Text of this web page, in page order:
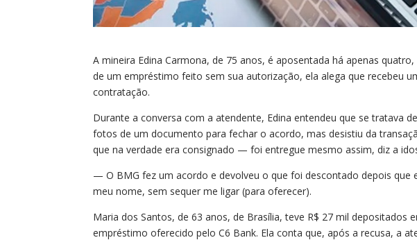
A mineira Edina Carmona, de 75 anos, é aposentada há apenas
de um empréstimo feito sem sua autorização, ela alega que recebeu
contratação.
Durante a conversa com a atendente, Edina entendeu que se tratava
fotos de um documento para fechar o acordo, mas desistiu da
que na verdade era consignado — foi entregue mesmo assim, diz a
— O BMG fez um acordo e devolveu o que foi descontado depois que
meu nome, sem sequer me ligar (para oferecer).
Maria dos Santos, de 63 anos, de Brasília, teve R$ 27 mil depositados
empréstimo oferecido pelo C6 Bank. Ela conta que, após a recusa, a